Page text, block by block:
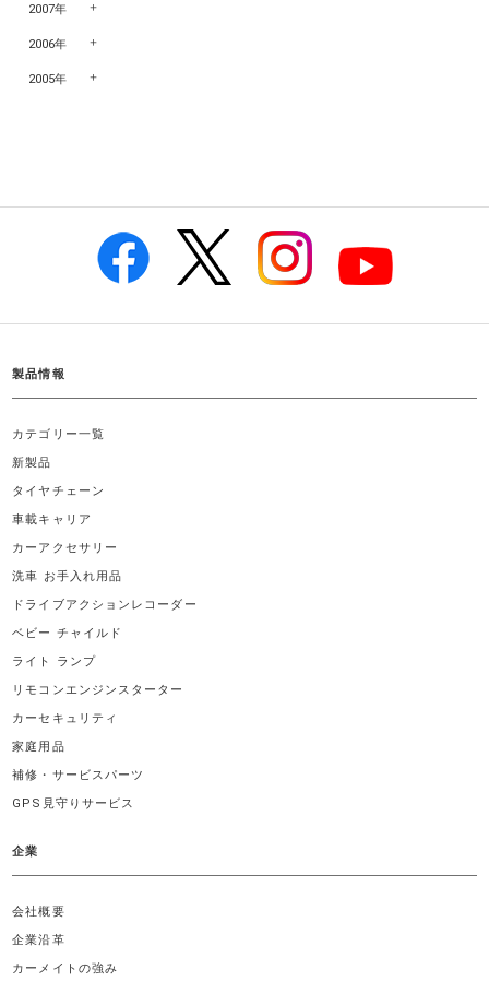
2007年
2006年
2005年
製品情報
カテゴリー一覧
新製品
タイヤチェーン
車載キャリア
カーアクセサリー
洗車 お手入れ用品
ドライブアクションレコーダー
ベビー チャイルド
ライト ランプ
リモコンエンジンスターター
カーセキュリティ
家庭用品
補修・サービスパーツ
GPS見守りサービス
企業
会社概要
企業沿革
カーメイトの強み